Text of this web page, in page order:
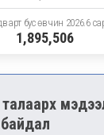
бус өвчин 2026.6
1,895,506
талаарх